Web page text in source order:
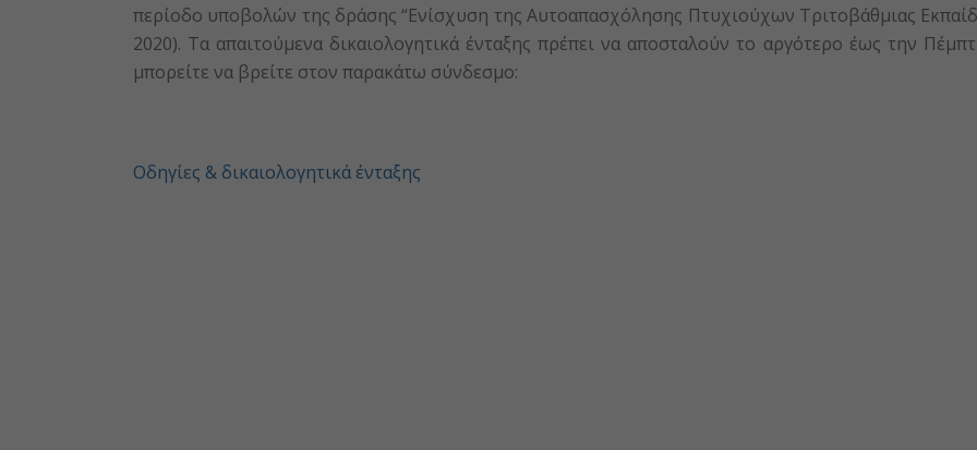
περίοδο υποβολών της δράσης “Ενίσχυση της Αυτοαπασχόλησης Πτυχιούχων Τριτοβάθμιας
2020). Τα απαιτούμενα δικαιολογητικά ένταξης πρέπει να αποσταλούν το αργότερο έως την
μπορείτε να βρείτε στον παρακάτω σύνδεσμο:
Οδηγίες & δικαιολογητικά ένταξης